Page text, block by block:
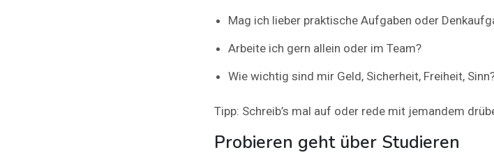
Mag ich lieber praktische Aufgaben oder
Arbeite ich gern allein oder im Team?
Wie wichtig sind mir Geld, Sicherheit, Freiheit,
Tipp: Schreib’s mal auf oder rede mit jemandem
Probieren geht über Studieren